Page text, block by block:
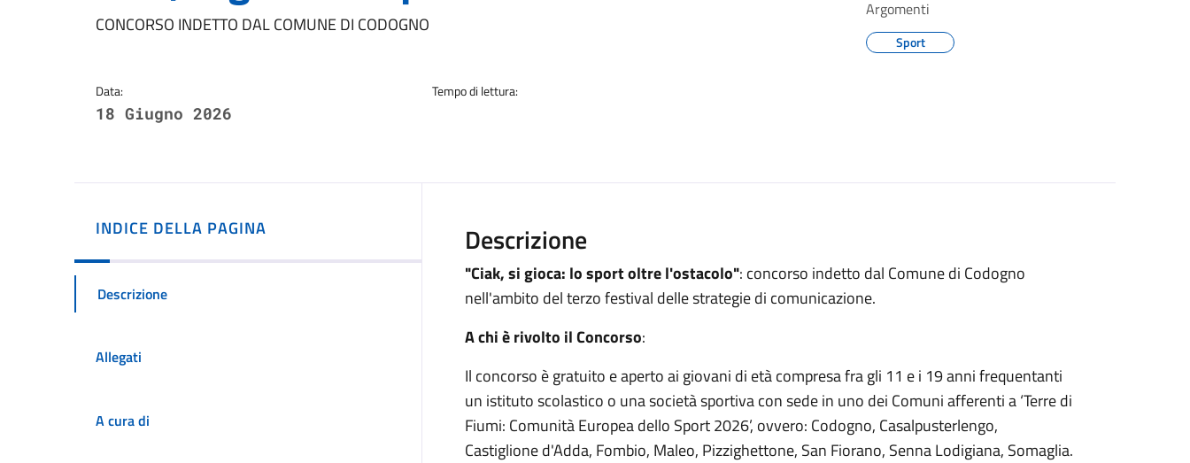
Dettagli della notizia
CONCORSO INDETTO DAL COMUNE DI CODOGNO
Data:
18 Giugno 2026
Tempo di lettura:
Argomenti
Sport
INDICE DELLA PAGINA
Descrizione
Allegati
A cura di
Descrizione
"Ciak, si gioca: lo sport oltre l'ostacolo": concorso indetto dal Comune di Codogno
nell'ambito del terzo festival delle strategie di comunicazione.
A chi è rivolto il Concorso:
Il concorso è gratuito e aperto ai giovani di età compresa fra gli 11 e i 19 anni frequentanti
un istituto scolastico o una società sportiva con sede in uno dei Comuni afferenti a ‘Terre di
Fiumi: Comunità Europea dello Sport 2026’, ovvero: Codogno, Casalpusterlengo,
Castiglione d'Adda, Fombio, Maleo, Pizzighettone, San Fiorano, Senna Lodigiana, Somaglia.